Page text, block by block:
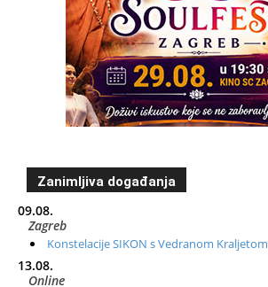
Zanimljiva događanja
09.08.
Zagreb
Konstelacije SIKON s Vedranom Kraljetom
13.08.
Online